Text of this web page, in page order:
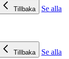
Tillbaka
Se alla
Tillbaka
Se alla